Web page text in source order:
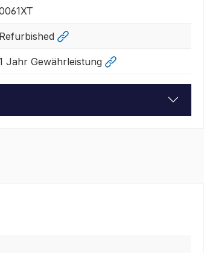
Refurbished
Jahr Gewährleistung